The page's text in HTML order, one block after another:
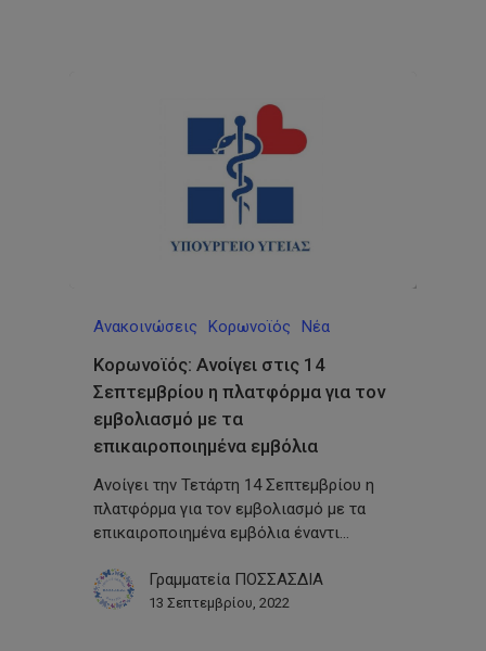
Ανακοινώσεις Κορωνοϊός Νέα
Κορωνοϊός: Ανοίγει στις 14
Σεπτεμβρίου η πλατφόρμα για τον
εμβολιασμό με τα
επικαιροποιημένα εμβόλια
Ανοίγει την Τετάρτη 14 Σεπτεμβρίου η
πλατφόρμα για τον εμβολιασμό με τα
επικαιροποιημένα εμβόλια έναντι…
Γραμματεία ΠΟΣΣΑΣΔΙΑ
13 Σεπτεμβρίου, 2022